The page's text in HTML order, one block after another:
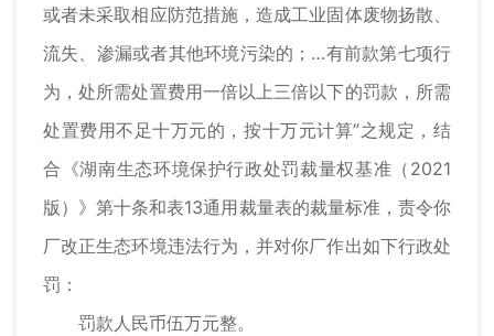
或者未采取相应防范措施，造成工业固体废物扬散、
流失、渗漏或者其他环境污染的；…有前款第七项行
为，处所需处置费用一倍以上三倍以下的罚款，所需
处置费用不足十万元的，按十万元计算”之规定，结
合《湖南生态环境保护行政处罚裁量权基准（2021
版）》第十条和表13通用裁量表的裁量标准，责令你
厂改正生态环境违法行为，并对你厂作出如下行政处
罚：
罚款人民币伍万元整。